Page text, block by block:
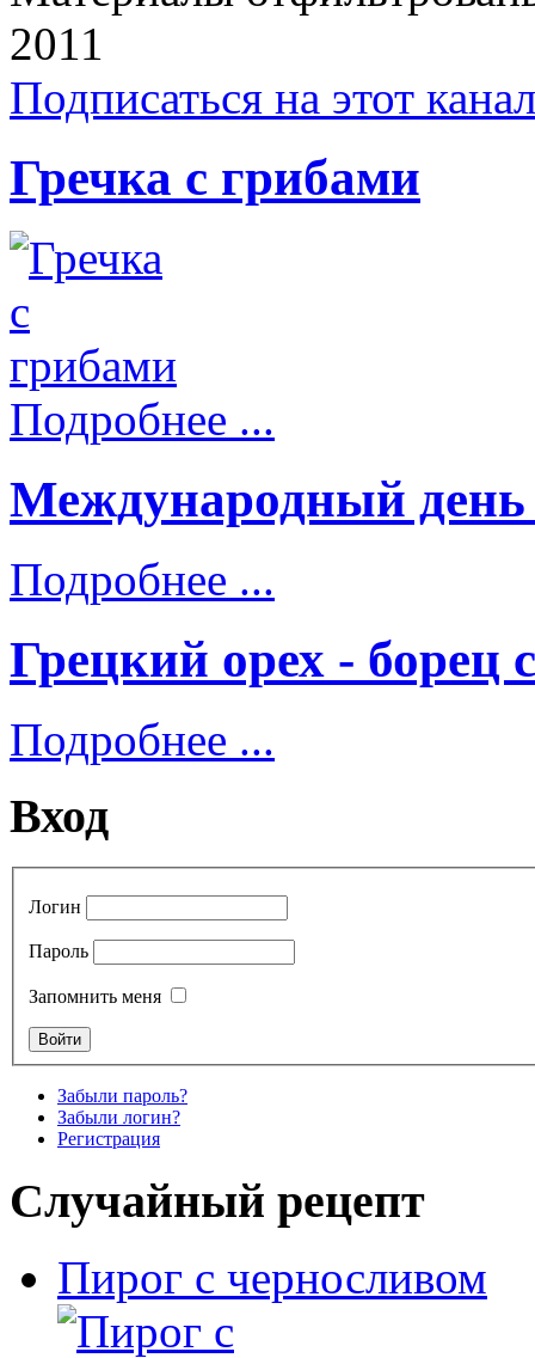
2011
Подписаться на этот
Гречка с грибами
Подробнее ...
Международный день
Подробнее ...
Грецкий орех - борец
Подробнее ...
Вход
Логин
Пароль
Запомнить меня
Забыли пароль?
Забыли логин?
Регистрация
Случайный рецепт
Пирог с черносливом